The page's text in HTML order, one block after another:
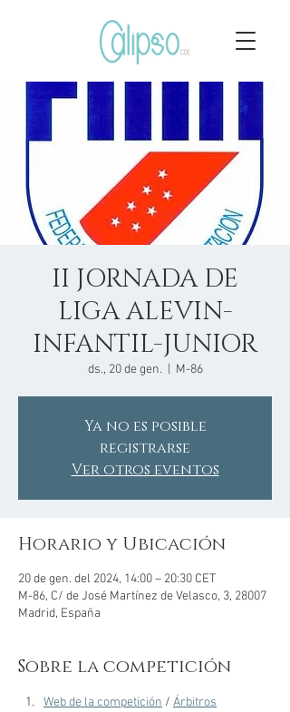
II JORNADA DE
LIGA ALEVIN-
INFANTIL-JUNIOR
ds., 20 de gen. M-86
Ya no es posible
registrarse
Ver otros eventos
Horario y Ubicación
20 de gen. del 2024, 14:00 – 20:30 CET
M-86, C/ de José Martínez de Velasco, 3, 28007
Madrid, España
Sobre la competición
Web de la competición / Árbitros